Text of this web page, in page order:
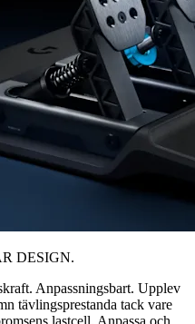
DESIGN.
Anpassningsbart. Upplev
tävlingsprestanda tack vare
lastcell. Anpassa och